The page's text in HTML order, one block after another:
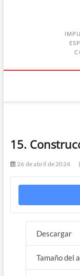
15.
26 de abril de 2024
Descargar
Tamaño del